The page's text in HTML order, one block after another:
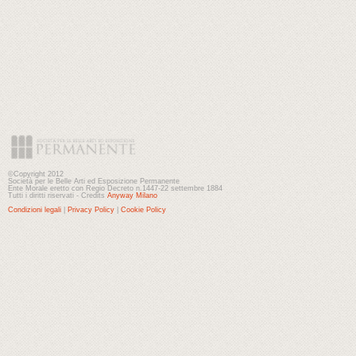
©Copyright 2012
Società per le Belle Arti ed Esposizione Permanente
Ente Morale eretto con Regio Decreto n.1447-22 settembre 1884
Tutti i diritti riservati - Credits Anyway Milano
Condizioni legali
Privacy Policy Cookie Policy